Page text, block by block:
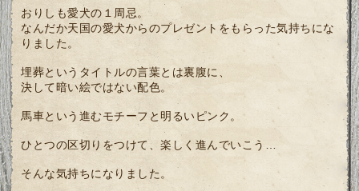
おりしも愛犬の１周忌。
なんだか天国の愛犬からのプレゼントをもらった気持ちにな
りました。
埋葬というタイトルの言葉とは裏腹に、
決して暗い絵ではない配色。
馬車という進むモチーフと明るいピンク。
ひとつの区切りをつけて、楽しく進んでいこう…
そんな気持ちになりました。